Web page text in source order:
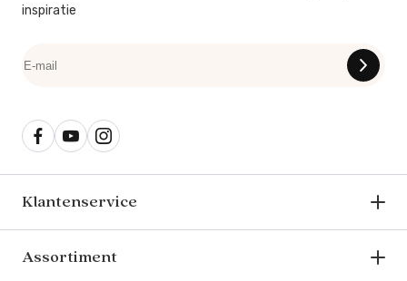
inspiratie
Klantenservice
Assortiment